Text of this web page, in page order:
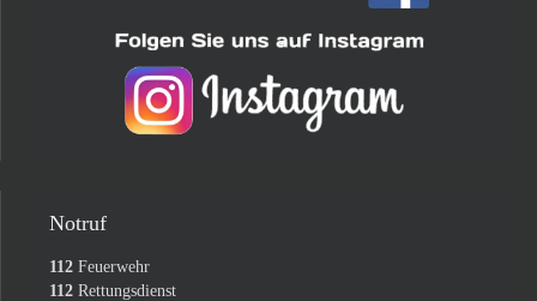
Notruf
112 Feuerwehr
112 Rettungsdienst